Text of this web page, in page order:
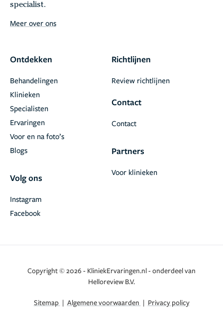
specialist.
Meer over ons
Ontdekken
Behandelingen
Klinieken
Specialisten
Ervaringen
Voor en na foto’s
Blogs
Volg ons
Facebook
Instagram
Richtlijnen
Review richtlijnen
Contact
Contact
Partners
Voor klinieken
Copyright © 2026 - KliniekErvaringen.nl - onderdeel van
Helloreview B.V.
Sitemap | Algemene voorwaarden | Privacy policy